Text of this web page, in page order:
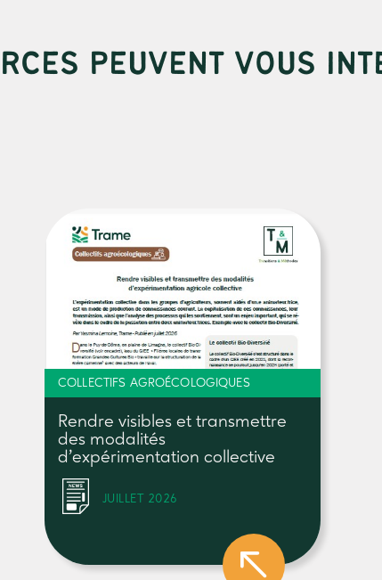
PEUVENT VOUS
COLLECTIFS AGROÉCOLOGIQUES
Rendre visibles et transmettre
des modalités
d’expérimentation collective
JUILLET 2026